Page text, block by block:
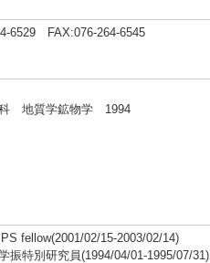
6529 FAX:076-264-6545
地質学鉱物学 1994
fellow(2001/02/15-2003/02/14)
特別研究員(1994/04/01-1995/07/31)